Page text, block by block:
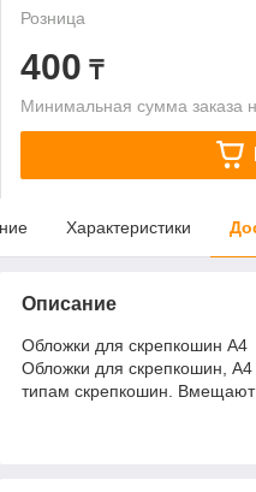
Розница
400 ₸
Минимальная сумма заказа
Характеристики
Описание
Обложки для скрепкошин A4
Обложки для скрепкошин,
типам скрепкошин. Вмещают